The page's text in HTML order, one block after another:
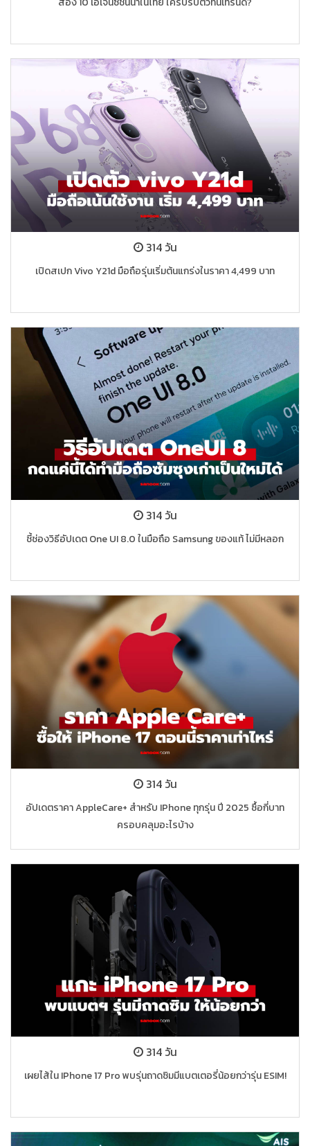
314 วัน
เปิดสเปก Vivo Y21d มือถือรุ่นเริ่มต้นแกร่งในราคา 4,499 บาท
314 วัน
ชี้ช่องวิธีอัปเดต One UI 8.0 ในมือถือ Samsung ของแท้ ไม่มีหลอก
314 วัน
อัปเดตราคา AppleCare+ สำหรับ IPhone ทุกรุ่น ปี 2025 ซื้อกี่บาท
ครอบคลุมอะไรบ้าง
314 วัน
เผยไส้ใน IPhone 17 Pro พบรุ่นถาดซิมมีแบตเตอรี่น้อยกว่ารุ่น ESIM!